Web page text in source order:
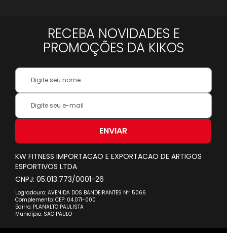
RECEBA NOVIDADES E
PROMOÇÕES DA KIKOS
Your
Name:
Inscreva-
na
Newsletter:
ENVIAR
KW FITNESS IMPORTACAO E EXPORTACAO DE ARTIGOS
ESPORTIVOS LTDA
CNPJ: 05.013.773/0001-26
Logradouro: AVENIDA DOS BANDEIRANTES Nº: 5066
Complemento: CEP: 04.071-000
Bairro: PLANALTO PAULISTA
Município: SAO PAULO